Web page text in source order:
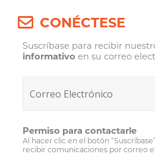
CONÉCTESE
Suscríbase para recibir
informativo en su correo
Permiso para contactarle
Al hacer clic en el botón
recibir comunicaciones por correo